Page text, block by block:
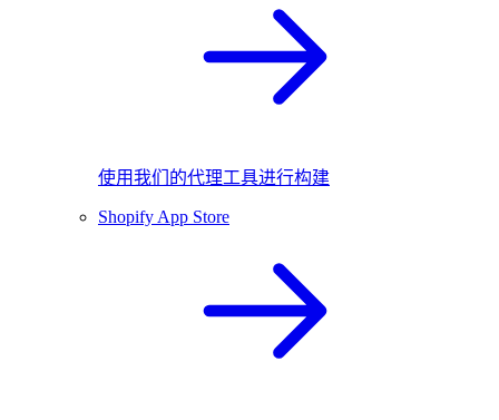
使用我们的代理工具进行构建
Shopify App Store